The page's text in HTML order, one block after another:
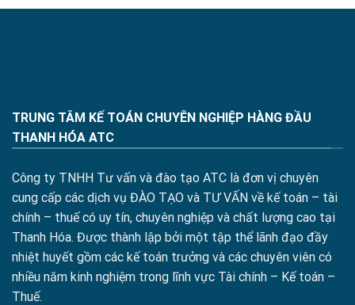
TRUNG TÂM KẾ TOÁN CHUYÊN NGHIỆP HÀNG ĐẦU
THANH HÓA ATC
Công ty TNHH Tư vấn và đào tạo ATC là đơn vị chuyên
cung cấp các dịch vụ ĐÀO TẠO và TƯ VẤN về kế toán – tài
chính – thuế có uy tín, chuyên nghiệp và chất lượng cao tại
Thanh Hóa. Được thành lập bởi một tập thể lãnh đạo đầy
nhiệt huyết gồm các kế toán trưởng và các chuyên viên có
nhiều năm kinh nghiệm trong lĩnh vực Tài chính – Kế toán –
Thuế.